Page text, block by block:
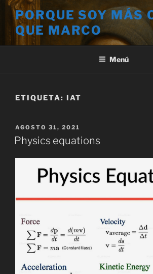
Saltar
contenido
PORQUE SOY MÁS
QUE MARCO
Menú
ETIQUETA: IAT
PUBLICADO
EL
AGOSTO 31, 2021
Physics equations